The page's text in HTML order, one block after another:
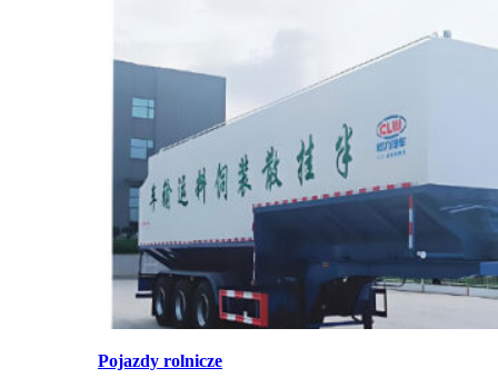
Pojazdy rolnicze